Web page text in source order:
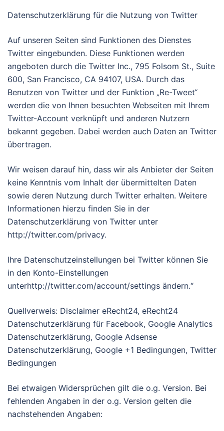
Datenschutzerklärung für die Nutzung von Twitter
Auf unseren Seiten sind Funktionen des Dienstes
Twitter eingebunden. Diese Funktionen werden
angeboten durch die Twitter Inc., 795 Folsom St., Suite
600, San Francisco, CA 94107, USA. Durch das
Benutzen von Twitter und der Funktion „Re-Tweet“
werden die von Ihnen besuchten Webseiten mit Ihrem
Twitter-Account verknüpft und anderen Nutzern
bekannt gegeben. Dabei werden auch Daten an Twitter
übertragen.
Wir weisen darauf hin, dass wir als Anbieter der Seiten
keine Kenntnis vom Inhalt der übermittelten Daten
sowie deren Nutzung durch Twitter erhalten. Weitere
Informationen hierzu finden Sie in der
Datenschutzerklärung von Twitter unter
http://twitter.com/privacy.
Ihre Datenschutzeinstellungen bei Twitter können Sie
in den Konto-Einstellungen
unterhttp://twitter.com/account/settings ändern.“
Quellverweis: Disclaimer eRecht24, eRecht24
Datenschutzerklärung für Facebook, Google Analytics
Datenschutzerklärung, Google Adsense
Datenschutzerklärung, Google +1 Bedingungen, Twitter
Bedingungen
Bei etwaigen Widersprüchen gilt die o.g. Version. Bei
fehlenden Angaben in der o.g. Version gelten die
nachstehenden Angaben: